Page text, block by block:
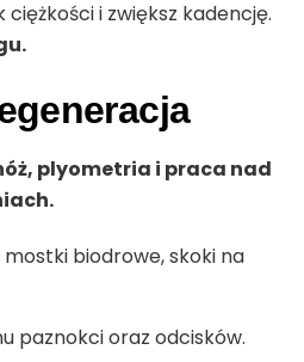
i zwiększ kadencję.
plyometria i praca nad
biodrowe, skoki na
paznokci oraz odcisków.